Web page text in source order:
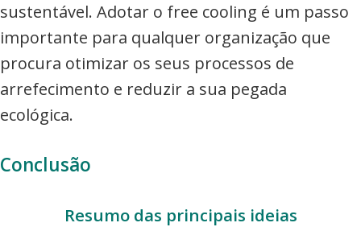
sustentável. Adotar o free cooling é um passo
importante para qualquer organização que
procura otimizar os seus processos de
arrefecimento e reduzir a sua pegada
ecológica.
Conclusão
Resumo das principais ideias